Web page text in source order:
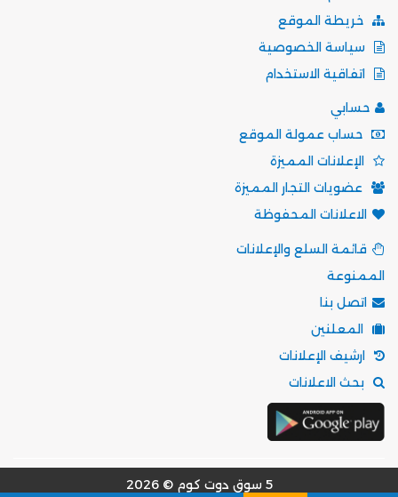
خريطة الموقع
سياسة الخصوصية
اتفاقية الاستخدام
حسابي
حساب عمولة الموقع
الإعلانات المميزة
عضويات التجار المميزة
الاعلانات المحفوظة
قائمة السلع والإعلانات
الممنوعة
اتصل بنا
المعلنين
ارشيف الإعلانات
بحث الاعلانات
5 سوق دوت كوم © 2026